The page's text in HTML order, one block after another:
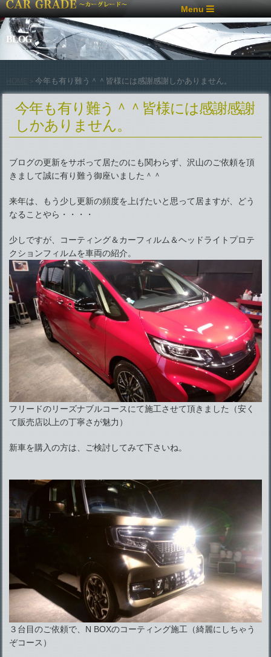
Menu
BLOG
>今年も有り難う＾＾皆様には感謝感謝しかありません。
今年も有り難う＾＾皆様には感謝感謝
しかありません。
ブログの更新をサボって居たのにも関わらず、沢山のご依頼を頂
きまして誠に有り難う御座いました＾＾
来年は、もう少し更新の頻度を上げたいと思って居ますが、どう
なることやら・・・・
少しですが、コーティング＆カーフィルム＆ヘッドライトプロテ
クションフィルムを車両の紹介。
フリードのリーズナブルコースにて施工させて頂きました（安く
て販売店以上の丁寧さが魅力）
新車を購入の方は、ご検討してみて下さいね。
３台目のご依頼で、N BOXのコーティング施工（綺麗にしちゃう
ぞコース）